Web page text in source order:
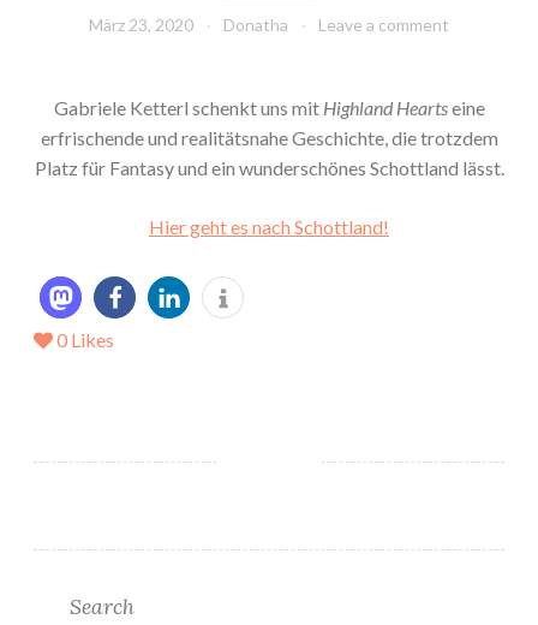
März 23, 2020 Donatha Leave a comment
Gabriele Ketterl schenkt uns mit Highland Heartseine
erfrischende und realitätsnahe Geschichte, die trotzdem
Platz für Fantasy und ein wunderschönes Schottland lässt.
Hier geht es nach Schottland!
0 Likes
Search